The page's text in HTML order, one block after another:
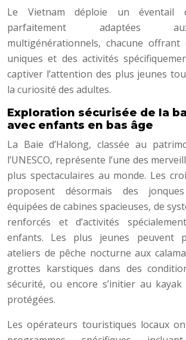
Le Vietnam déploie un éventail
parfaitement adaptées
multigénérationnels, chacune offrant
uniques et des activités
captiver l’attention des plus jeunes
la curiosité des adultes.
Exploration sécurisée de la
avec enfants en bas âge
La Baie d’Halong, classée au
l’UNESCO, représente l’une des
plus spectaculaires au monde. Les
proposent désormais des
équipées de cabines spacieuses, de
renforcés et d’activités
enfants. Les plus jeunes peuvent
ateliers de pêche nocturne aux
grottes karstiques dans des
sécurité, ou encore s’initier au
protégées.
Les opérateurs touristiques locaux